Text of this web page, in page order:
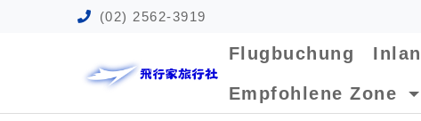
(02) 2562-3919
Flugbuchung
Empfohlene Zone